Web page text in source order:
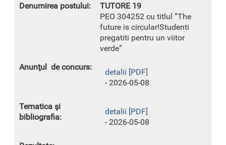
TUTORE 19
PEO 304252 cu titlul ”The
future is circular!Studenti
pregatiti pentru un viitor
verde”
detalii [PDF]
- 2026-05-08
detalii [PDF]
- 2026-05-08